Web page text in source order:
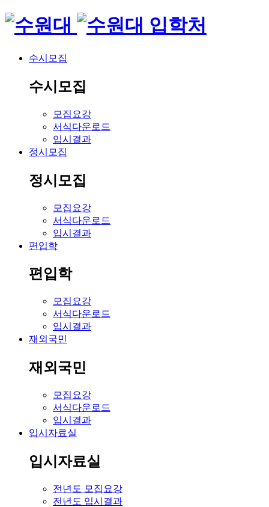
입학처
수시모집
수시모집
모집요강
서식다운로드
입시결과
정시모집
정시모집
모집요강
서식다운로드
입시결과
편입학
편입학
모집요강
서식다운로드
입시결과
재외국민
재외국민
모집요강
서식다운로드
입시결과
입시자료실
입시자료실
전년도 모집요강
전년도 입시결과